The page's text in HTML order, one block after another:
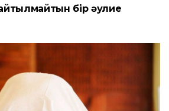
бір әулие